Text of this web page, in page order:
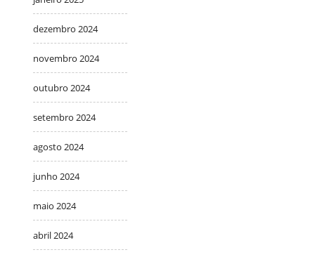
dezembro 2024
novembro 2024
outubro 2024
setembro 2024
agosto 2024
junho 2024
maio 2024
abril 2024